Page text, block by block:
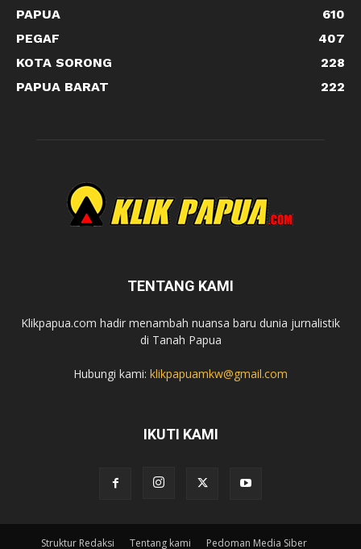
PAPUA
610
PEGAF
407
KOTA SORONG
228
PAPUA BARAT
222
TENTANG KAMI
Klikpapua.com hadir menambah nuansa baru dunia jurnalistik
di Tanah Papua
Hubungi kami: klikpapuamkw@gmail.com
IKUTI KAMI
Struktur Redaksi Tentang kami Pedoman Media Siber